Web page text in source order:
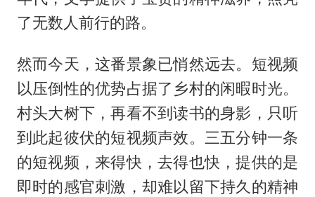
了无数人前行的路。
然而今天，这番景象已悄然远去。短视频
以压倒性的优势占据了乡村的闲暇时光。
村头大树下，再看不到读书的身影，只听
到此起彼伏的短视频声效。三五分钟一条
的短视频，来得快，去得也快，提供的是
即时的感官刺激，却难以留下持久的精神